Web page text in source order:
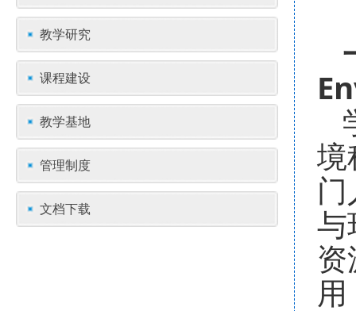
教学研究
课程建设
教学基地
管理制度
文档下载
境
与